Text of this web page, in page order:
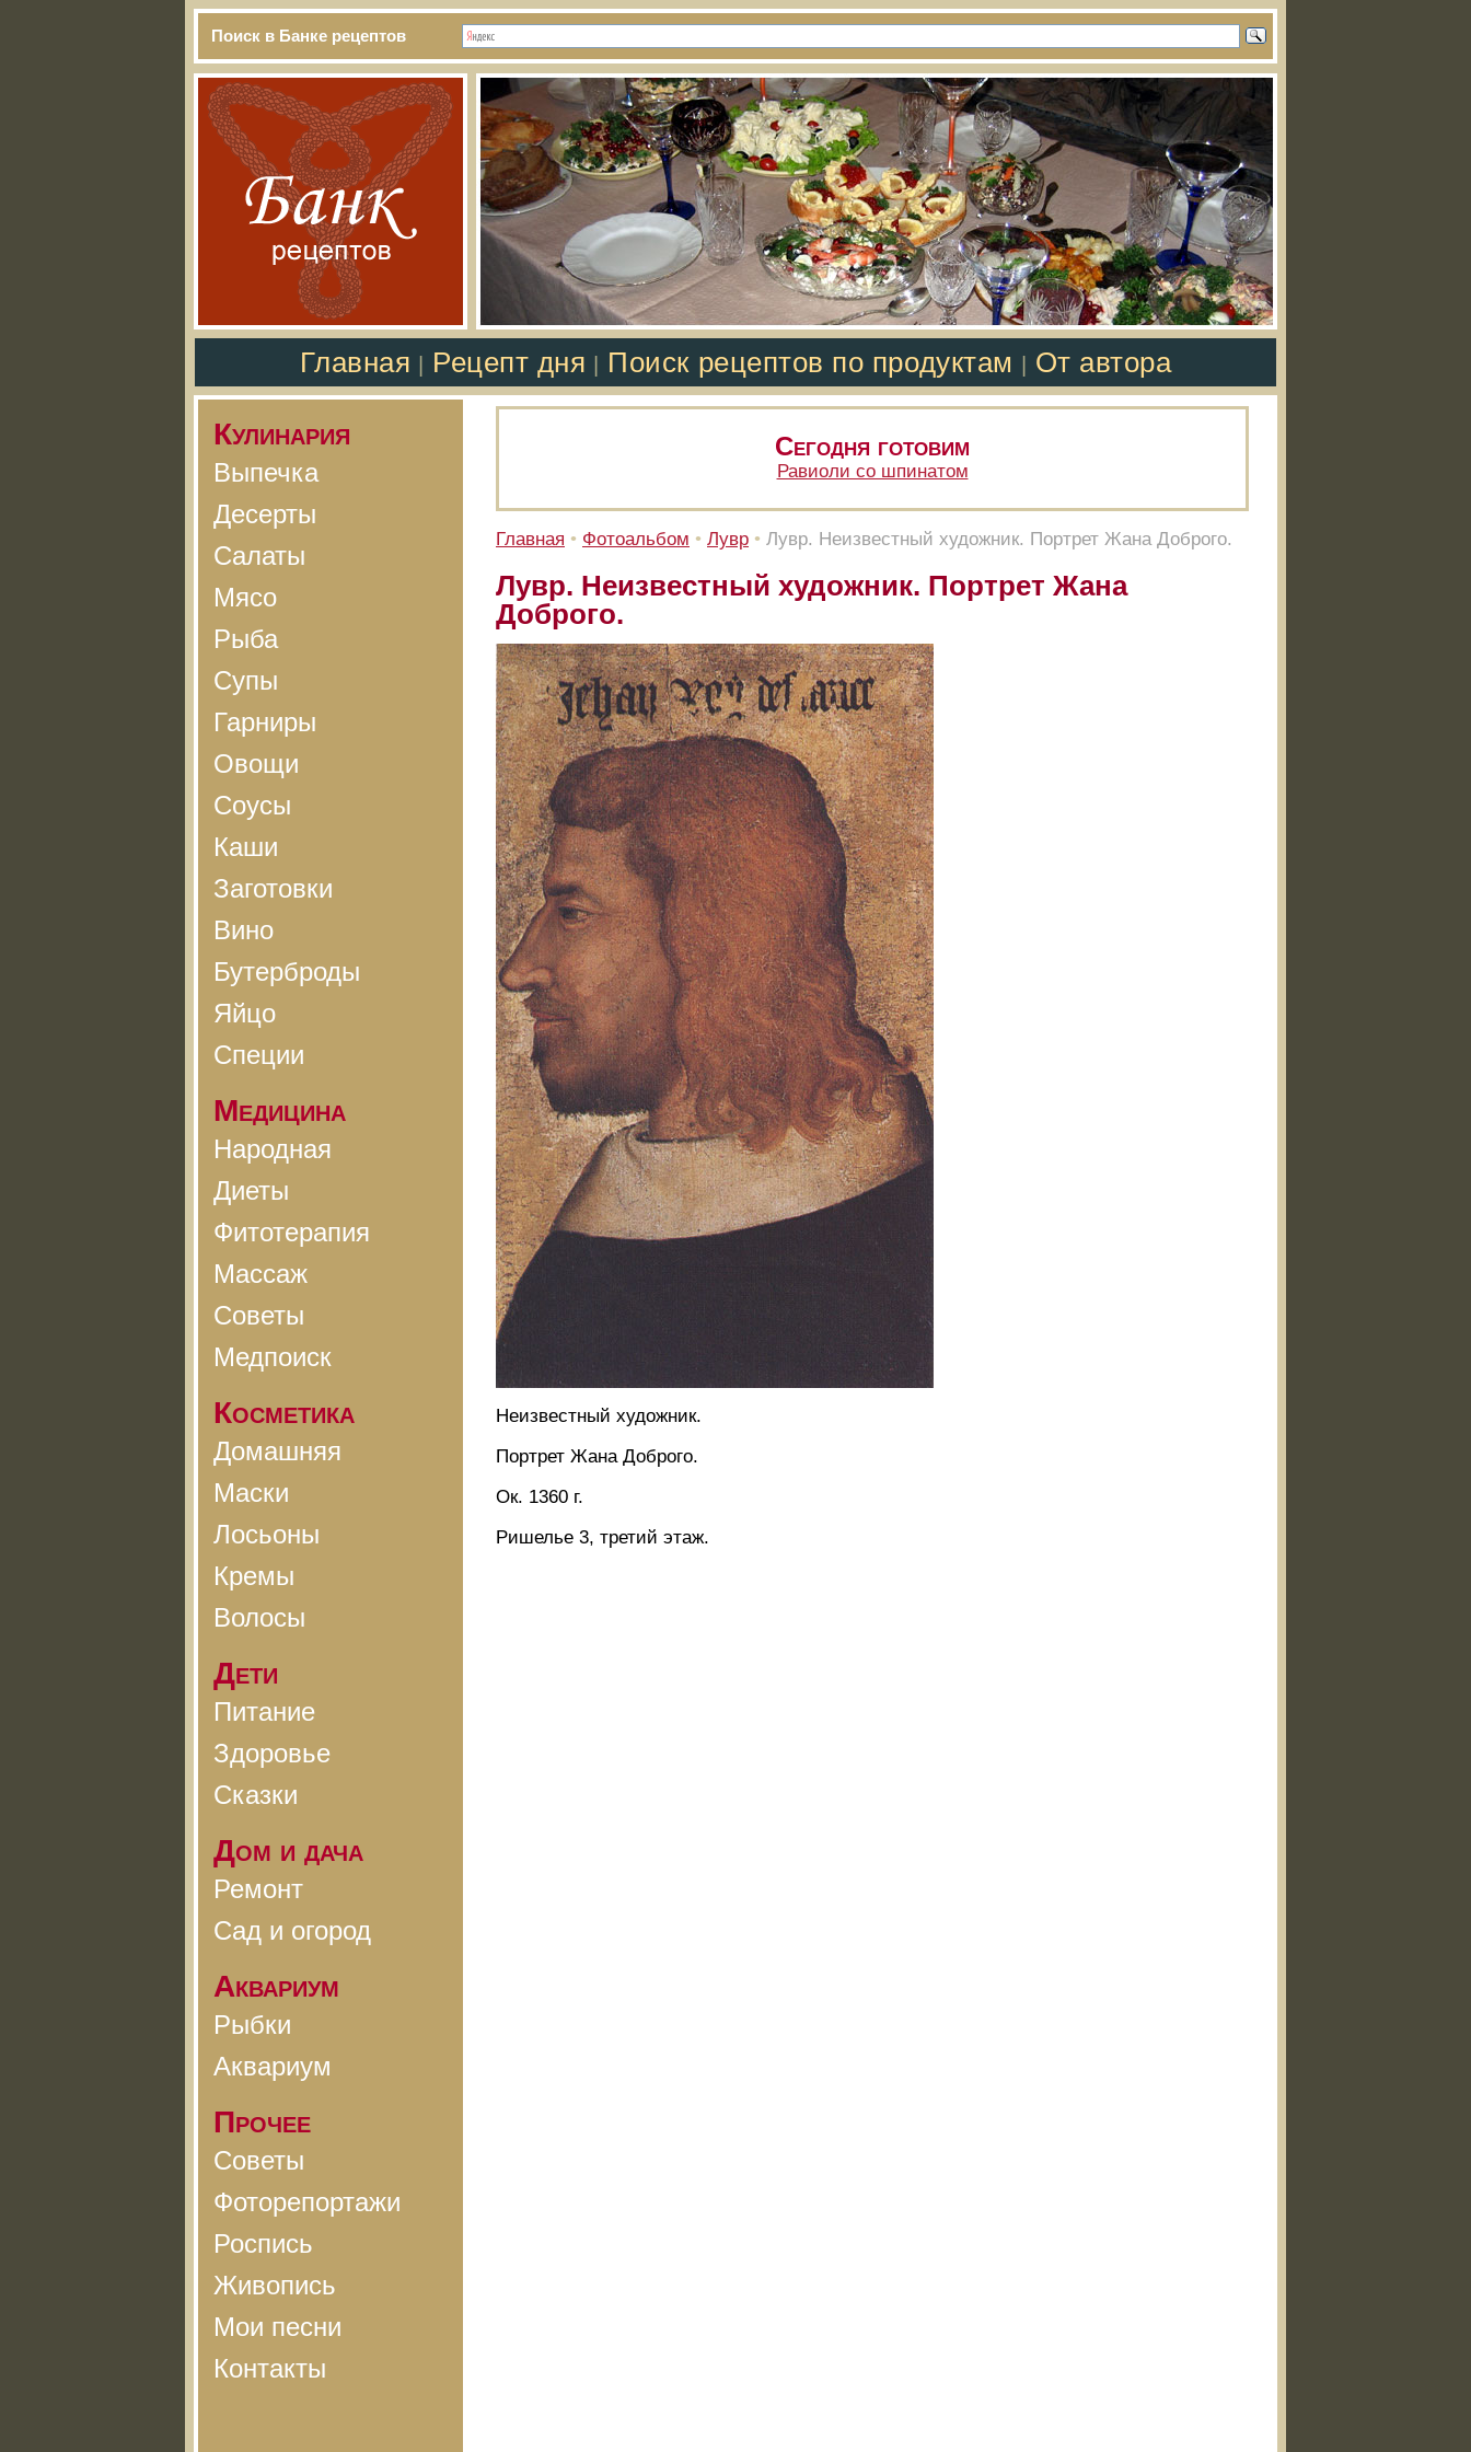
Поиск в Банке рецептов
Главная Рецепт дня Поиск рецептов по продуктам От автора
Кулинария
Выпечка
Десерты
Салаты
Мясо
Рыба
Супы
Гарниры
Овощи
Соусы
Каши
Заготовки
Вино
Бутерброды
Яйцо
Специи
Медицина
Народная
Диеты
Фитотерапия
Массаж
Советы
Медпоиск
Косметика
Домашняя
Маски
Лосьоны
Кремы
Волосы
Дети
Питание
Здоровье
Сказки
Дом и дача
Ремонт
Сад и огород
Аквариум
Рыбки
Аквариум
Прочее
Советы
Фоторепортажи
Роспись
Живопись
Мои песни
Контакты
Сегодня готовим
Равиоли со шпинатом
Главная • Фотоальбом • Лувр • Лувр. Неизвестный художник. Портрет Жана Доброго.
Лувр. Неизвестный художник. Портрет Жана
Доброго.
Неизвестный художник.
Портрет Жана Доброго.
Ок. 1360 г.
Ришелье 3, третий этаж.